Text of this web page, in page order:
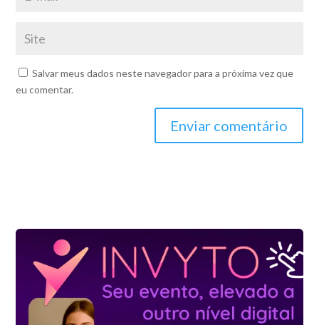
Salvar meus dados neste navegador para a próxima vez que
eu comentar.
Enviar comentário